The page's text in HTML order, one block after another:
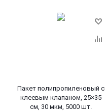
Пакет полипропиленовый с
клеевым клапаном, 25×35
см, 30 мкм, 5000 шт.